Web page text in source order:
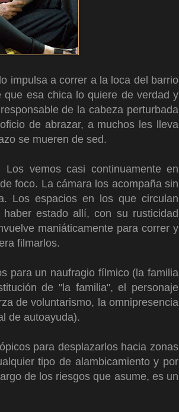
impulsa a correr a la loca del barrio
esa chica lo quiere de verdad y
de la cabeza perturbada
de abrazar, a muchos les lleva
se mueren de sed.
Los vemos casi continuamente en
foco. La cámara los acompaña sin
Los espacios en los que circulan
estado allí, con su rusticidad
maniáticamente para correr y
filmarlos.
para un naufragio fílmico (la familia
de "la familia", el personaje
de voluntarismo, la omnipresencia
de autoayuda).
para desplazarlos hacia zonas
tipo de alambicamiento y por
de los riesgos que asume, es un